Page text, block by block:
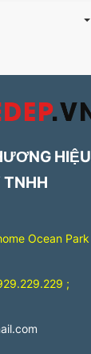
HIỆU
TNHH
Ocean Park
;